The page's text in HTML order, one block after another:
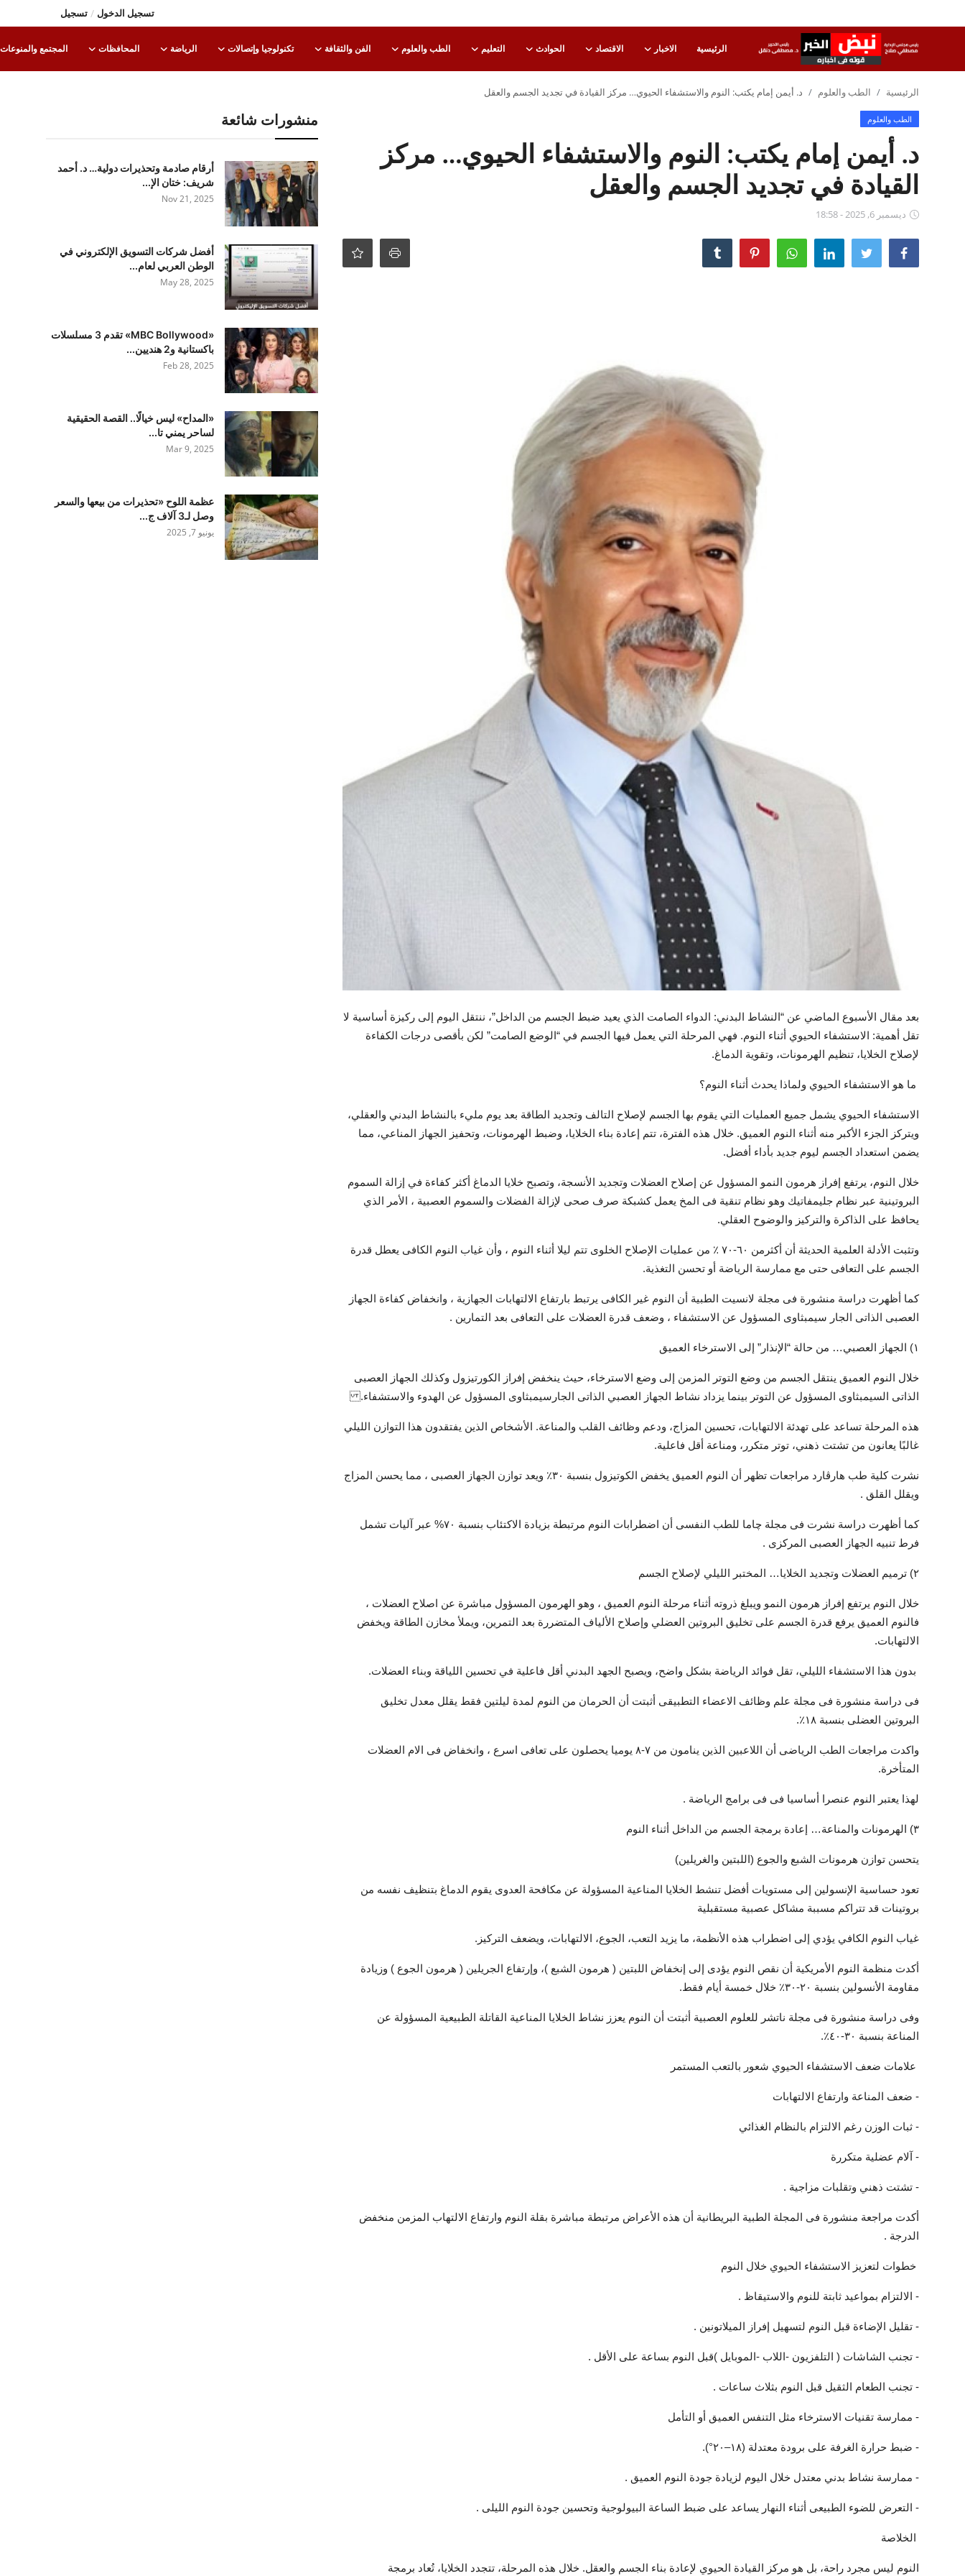
تسجيل الدخول / تسجيل
الرئيسية الاخبار الاقتصاد الحوادث التعليم الطب والعلوم الفن والثقافة تكنولوجيا وإتصالات الرياضة المحافظات المجتمع والمنوعات
الدخول
الاقتصاد
الرئيسية الطب والعلوم د. أيمن إمام يكتب: النوم والاستشفاء الحيوي… مركز القيادة في تجديد الجسم والعقل
الطب والعلوم
د. أيمن إمام يكتب: النوم والاستشفاء الحيوي… مركز
القيادة في تجديد الجسم والعقل
ديسمبر 6, 2025 - 18:58
بعد مقال الأسبوع الماضي عن “النشاط البدني: الدواء الصامت الذي يعيد ضبط الجسم من الداخل”، ننتقل اليوم إلى ركيزة أساسية لا
تقل أهمية: الاستشفاء الحيوي أثناء النوم. فهي المرحلة التي يعمل فيها الجسم في “الوضع الصامت” لكن بأقصى درجات الكفاءة
لإصلاح الخلايا، تنظيم الهرمونات، وتقوية الدماغ.
ما هو الاستشفاء الحيوي ولماذا يحدث أثناء النوم؟
الاستشفاء الحيوي يشمل جميع العمليات التي يقوم بها الجسم لإصلاح التالف وتجديد الطاقة بعد يوم مليء بالنشاط البدني والعقلي،
ويتركز الجزء الأكبر منه أثناء النوم العميق. خلال هذه الفترة، تتم إعادة بناء الخلايا، وضبط الهرمونات، وتحفيز الجهاز المناعي، مما
يضمن استعداد الجسم ليوم جديد بأداء أفضل.
خلال النوم، يرتفع إفراز هرمون النمو المسؤول عن إصلاح العضلات وتجديد الأنسجة، وتصبح خلايا الدماغ أكثر كفاءة في إزالة السموم
البروتينية عبر نظام جليمفاتيك وهو نظام تنقية فى المخ يعمل كشبكة صرف صحى لإزالة الفضلات والسموم العصبية ، الأمر الذي
يحافظ على الذاكرة والتركيز والوضوح العقلي.
وتثبت الأدلة العلمية الحديثة أن أكثرمن ٦٠-٧٠ ٪ من عمليات الإصلاح الخلوى تتم ليلا أثناء النوم ، وأن غياب النوم الكافى يعطل قدرة
الجسم على التعافى حتى مع ممارسة الرياضة أو تحسن التغذية.
كما أظهرت دراسة منشورة فى مجلة لانسيت الطبية أن النوم غير الكافى يرتبط بارتفاع الالتهابات الجهازية ، وانخفاض كفاءة الجهاز
العصبى الذاتى الجار سيمبثاوى المسؤول عن الاستشفاء ، وضعف قدرة العضلات على التعافى بعد التمارين .
١) الجهاز العصبي… من حالة “الإنذار” إلى الاسترخاء العميق
خلال النوم العميق ينتقل الجسم من وضع التوتر المزمن إلى وضع الاسترخاء، حيث ينخفض إفراز الكورتيزول وكذلك الجهاز العصبى
الذاتى السيمبثاوى المسؤول عن التوتر بينما يزداد نشاط الجهاز العصبي الذاتى الجارسيمبثاوى المسؤول عن الهدوء والاستشفاء.
هذه المرحلة تساعد على تهدئة الالتهابات، تحسين المزاج، ودعم وظائف القلب والمناعة. الأشخاص الذين يفتقدون هذا التوازن الليلي
غالبًا يعانون من تشتت ذهني، توتر متكرر، ومناعة أقل فاعلية.
نشرت كلية طب هارڤارد مراجعات تظهر أن النوم العميق يخفض الكوتيزول بنسبة ٣٠٪ ويعد توازن الجهاز العصبى ، مما يحسن المزاج
ويقلل القلق .
كما أظهرت دراسة نشرت فى مجلة چاما للطب النفسى أن اضطرابات النوم مرتبطة بزيادة الاكتئاب بنسبة ٧٠% عبر آليات تشمل
فرط تنبيه الجهاز العصبى المركزى .
٢) ترميم العضلات وتجديد الخلايا… المختبر الليلي لإصلاح الجسم
خلال النوم يرتفع إفراز هرمون النمو ويبلغ ذروته أثناء مرحلة النوم العميق ، وهو الهرمون المسؤول مباشرة عن اصلاح العضلات ،
فالنوم العميق يرفع قدرة الجسم على تخليق البروتين العضلي وإصلاح الألياف المتضررة بعد التمرين، ويملأ مخازن الطاقة ويخفض
الالتهابات.
بدون هذا الاستشفاء الليلي، تقل فوائد الرياضة بشكل واضح، ويصبح الجهد البدني أقل فاعلية في تحسين اللياقة وبناء العضلات.
فى دراسة منشورة فى مجلة علم وظائف الاعضاء التطبيقى أثبتت أن الحرمان من النوم لمدة ليلتين فقط يقلل معدل تخليق
البروتين العضلى بنسبة ١٨٪.
واكدت مراجعات الطب الرياضى أن اللاعبين الذين ينامون من ٧-٨ يوميا يحصلون على تعافى اسرع ، وانخفاض فى الام العضلات
المتأخرة.
لهذا يعتبر النوم عنصرا أساسيا فى فى برامج الرياضة .
٣) الهرمونات والمناعة… إعادة برمجة الجسم من الداخل أثناء النوم
يتحسن توازن هرمونات الشبع والجوع (اللبتين والغريلين)
تعود حساسية الإنسولين إلى مستويات أفضل تنشط الخلايا المناعية المسؤولة عن مكافحة العدوى يقوم الدماغ بتنظيف نفسه من
بروتينات قد تتراكم مسببة مشاكل عصبية مستقبلية
غياب النوم الكافي يؤدي إلى اضطراب هذه الأنظمة، ما يزيد التعب، الجوع، الالتهابات، ويضعف التركيز.
أكدت منظمة النوم الأمريكية أن نقص النوم يؤدى إلى إنخفاض اللبتين ( هرمون الشبع )، وإرتفاع الجريلين ( هرمون الجوع ) وزيادة
مقاومة الأنسولين بنسبة ٢٠-٣٠٪ خلال خمسة أيام فقط.
وفى دراسة منشورة فى مجلة ناتشر للعلوم العصبية أثبتت أن النوم يعزز نشاط الخلايا المناعية القاتلة الطبيعية المسؤولة عن
المناعة بنسبة ٣٠-٤٠٪.
علامات ضعف الاستشفاء الحيوي شعور بالتعب المستمر
- ضعف المناعة وارتفاع الالتهابات
- ثبات الوزن رغم الالتزام بالنظام الغذائي
- آلام عضلية متكررة
- تشتت ذهني وتقلبات مزاجية .
أكدت مراجعة منشورة فى المجلة الطبية البريطانية أن هذه الأعراض مرتبطة مباشرة بقلة النوم وارتفاع الالتهاب المزمن منخفض
الدرجة .
خطوات لتعزيز الاستشفاء الحيوي خلال النوم
- الالتزام بمواعيد ثابتة للنوم والاستيقاظ .
- تقليل الإضاءة قبل النوم لتسهيل إفراز الميلاتونين .
- تجنب الشاشات ( التلفزيون -اللاب -الموبايل )قبل النوم بساعة على الأقل .
- تجنب الطعام الثقيل قبل النوم بثلاث ساعات .
- ممارسة تقنيات الاسترخاء مثل التنفس العميق أو التأمل
- ضبط حرارة الغرفة على برودة معتدلة (١٨–٢٠°).
- ممارسة نشاط بدني معتدل خلال اليوم لزيادة جودة النوم العميق .
- التعرض للضوء الطبيعى أثناء النهار يساعد على ضبط الساعة البيولوجية وتحسين جودة النوم الليلى .
الخلاصة
النوم ليس مجرد راحة، بل هو مركز القيادة الحيوي لإعادة بناء الجسم والعقل. خلال هذه المرحلة، تتجدد الخلايا، تُعاد برمجة
منشورات شائعة
أرقام صادمة وتحذيرات دولية… د. أحمد
شريف: ختان الإ...
Nov 21, 2025
أفضل شركات التسويق الإلكتروني في
الوطن العربي لعام...
May 28, 2025
«MBC Bollywood» تقدم 3 مسلسلات
باكستانية و2 هنديين...
Feb 28, 2025
«المداح» ليس خيالًا.. القصة الحقيقية
لساحر يمني تا...
Mar 9, 2025
عظمة اللوح «تحذيرات من بيعها والسعر
وصل لـ3 آلاف ج...
يونيو 7, 2025